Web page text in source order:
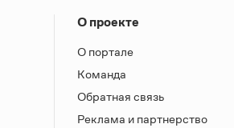
О проекте
О портале
Команда
Обратная связь
Реклама и партнерство